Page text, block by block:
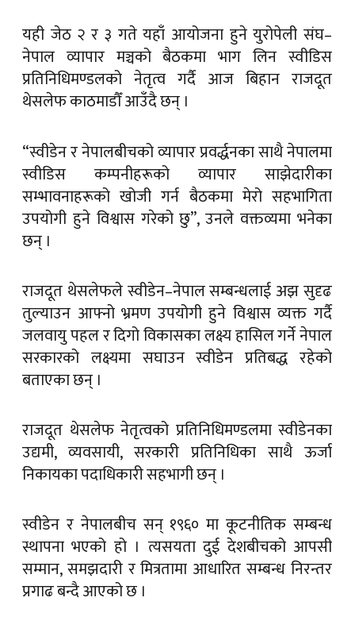
यही जेठ २ र ३ गते यहाँ आयोजना हुने युरोपेली संघ–
नेपाल व्यापार मञ्चको बैठकमा भाग लिन स्वीडिस
प्रतिनिधिमण्डलको नेतृत्व गर्दै आज बिहान राजदूत
थेसलेफ काठमाडौँ आउँदै छन् ।
“स्वीडेन र नेपालबीचको व्यापार प्रवर्द्धनका साथै नेपालमा
स्वीडिस कम्पनीहरूको व्यापार साझेदारीका
सम्भावनाहरूको खोजी गर्न बैठकमा मेरो सहभागिता
उपयोगी हुने विश्वास गरेको छु”, उनले वक्तव्यमा भनेका
छन् ।
राजदूत थेसलेफले स्वीडेन–नेपाल सम्बन्धलाई अझ सुदृढ
तुल्याउन आफ्नो भ्रमण उपयोगी हुने विश्वास व्यक्त गर्दै
जलवायु पहल र दिगो विकासका लक्ष्य हासिल गर्ने नेपाल
सरकारको लक्ष्यमा सघाउन स्वीडेन प्रतिबद्ध रहेको
बताएका छन् ।
राजदूत थेसलेफ नेतृत्वको प्रतिनिधिमण्डलमा स्वीडेनका
उद्यमी, व्यवसायी, सरकारी प्रतिनिधिका साथै ऊर्जा
निकायका पदाधिकारी सहभागी छन् ।
स्वीडेन र नेपालबीच सन् १९६० मा कूटनीतिक सम्बन्ध
स्थापना भएको हो । त्यसयता दुई देशबीचको आपसी
सम्मान, समझदारी र मित्रतामा आधारित सम्बन्ध निरन्तर
प्रगाढ बन्दै आएको छ ।